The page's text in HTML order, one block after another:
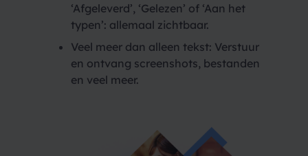
‘Afgeleverd’, ‘Gelezen’ of ‘Aan het
typen’: allemaal zichtbaar.
Veel meer dan alleen tekst: Verstuur
en ontvang screenshots, bestanden
en veel meer.